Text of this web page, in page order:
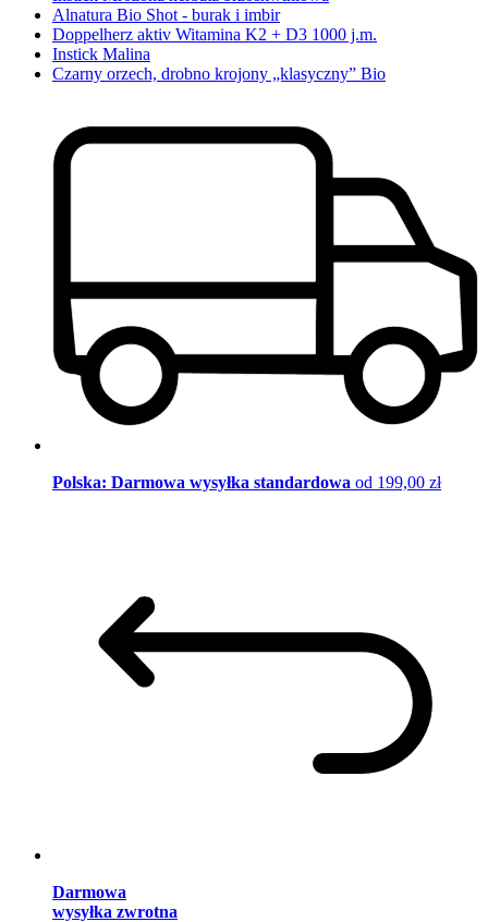
Alnatura Bio Shot - burak i imbir
Doppelherz aktiv Witamina K2 + D3 1000 j.m.
Instick Malina
Czarny orzech, drobno krojony „klasyczny” Bio
Polska: Darmowa wysyłka standardowa od 199,00 zł
Darmowa
wysyłka zwrotna